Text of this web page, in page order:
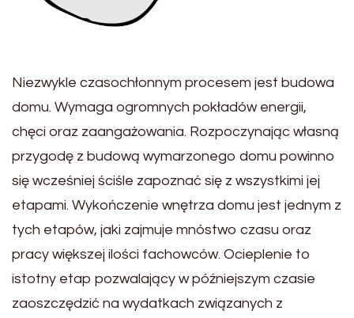
Niezwykle czasochłonnym procesem jest budowa
domu. Wymaga ogromnych pokładów energii,
chęci oraz zaangażowania. Rozpoczynając własną
przygodę z budową wymarzonego domu powinno
się wcześniej ściśle zapoznać się z wszystkimi jej
etapami. Wykończenie wnętrza domu jest jednym z
tych etapów, jaki zajmuje mnóstwo czasu oraz
pracy większej ilości fachowców. Ocieplenie to
istotny etap pozwalający w późniejszym czasie
zaoszczędzić na wydatkach związanych z